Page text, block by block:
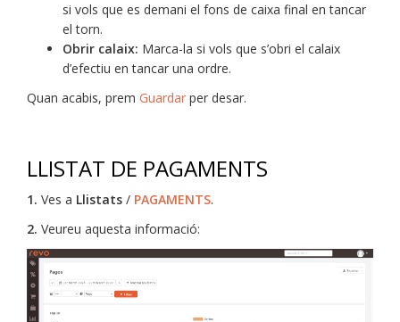
si vols que es demani el fons de caixa final en tancar
el torn.
Obrir calaix: Marca-la si vols que s’obri el calaix
d’efectiu en tancar una ordre.
Quan acabis, prem Guardar per desar.
LLISTAT DE PAGAMENTS
1. Ves a Llistats / PAGAMENTS.
2. Veureu aquesta informació: